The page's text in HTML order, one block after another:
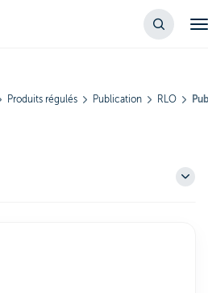
Produits régulés Publication RLO